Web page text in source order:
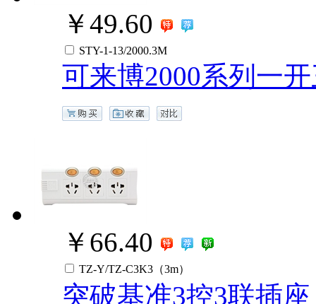
￥49.60
STY-1-13/2000.3M
可来博2000系列一
￥66.40
TZ-Y/TZ-C3K3（3m）
突破基准3控3联插座